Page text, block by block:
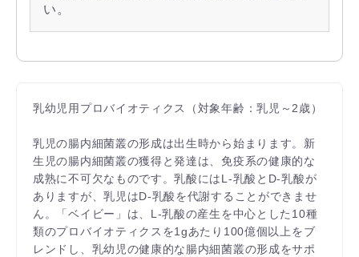
い。
乳幼児用プロバイオティクス（対象年齢：乳児～2歳）
乳児の腸内細菌叢の形成は出生時から始まります。新
生児の腸内細菌叢の獲得と発達は、免疫系の健康的な
成熟に不可欠なものです。乳酸にはL-乳酸とD-乳酸が
ありますが、乳児はD-乳酸を代謝することができませ
ん。「ベイビー」は、L-乳酸の産生を中心とした10種
類のプロバイオティクスを1gあたり100億個以上をブ
レンドし、乳幼児の健康的な腸内細菌叢の形成をサポ